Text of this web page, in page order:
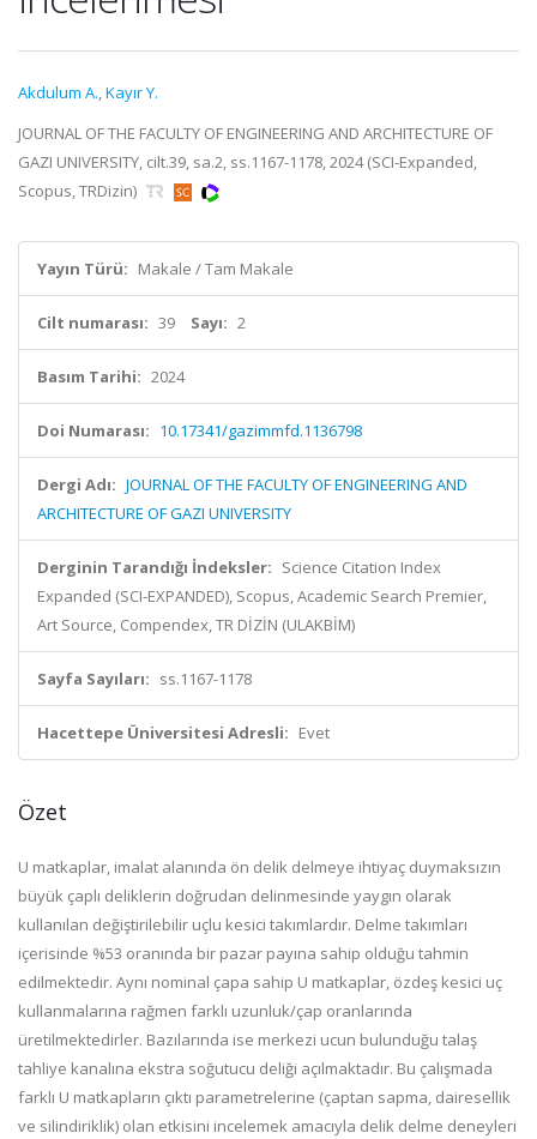
Akdulum A.,Kayır Y.
JOURNAL OF THE FACULTY OF ENGINEERING AND ARCHITECTURE OF
GAZI UNIVERSITY, cilt.39, sa.2, ss.1167-1178, 2024 (SCI-Expanded,
Scopus, TRDizin)
Yayın Türü: Makale / Tam Makale
Cilt numarası: 39 Sayı: 2
Basım Tarihi: 2024
Doi Numarası: 10.17341/gazimmfd.1136798
Dergi Adı: JOURNAL OF THE FACULTY OF ENGINEERING AND
ARCHITECTURE OF GAZI UNIVERSITY
Derginin Tarandığı İndeksler: Science Citation Index
Expanded (SCI-EXPANDED), Scopus, Academic Search Premier,
Art Source, Compendex, TR DİZİN (ULAKBİM)
Sayfa Sayıları: ss.1167-1178
Hacettepe Üniversitesi Adresli: Evet
Özet
U matkaplar, imalat alanında ön delik delmeye ihtiyaç duymaksızın
büyük çaplı deliklerin doğrudan delinmesinde yaygın olarak
kullanılan değiştirilebilir uçlu kesici takımlardır. Delme takımları
içerisinde %53 oranında bir pazar payına sahip olduğu tahmin
edilmektedir. Aynı nominal çapa sahip U matkaplar, özdeş kesici uç
kullanmalarına rağmen farklı uzunluk/çap oranlarında
üretilmektedirler. Bazılarında ise merkezi ucun bulunduğu talaş
tahliye kanalına ekstra soğutucu deliği açılmaktadır. Bu çalışmada
farklı U matkapların çıktı parametrelerine (çaptan sapma, dairesellik
ve silindiriklik) olan etkisini incelemek amacıyla delik delme deneyleri